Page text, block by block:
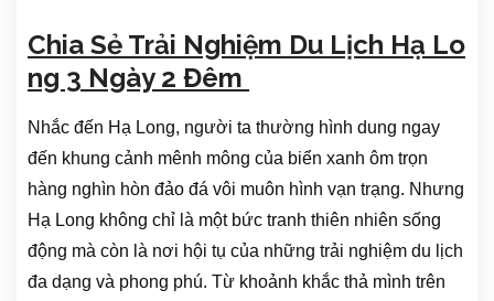
Chia Sẻ Trải Nghiệm Du Lịch Hạ Lo
ng 3 Ngày 2 Đêm
Nhắc đến Hạ Long, người ta thường hình dung ngay
đến khung cảnh mênh mông của biển xanh ôm trọn
hàng nghìn hòn đảo đá vôi muôn hình vạn trạng. Nhưng
Hạ Long không chỉ là một bức tranh thiên nhiên sống
động mà còn là nơi hội tụ của những trải nghiệm du lịch
đa dạng và phong phú. Từ khoảnh khắc thả mình trên